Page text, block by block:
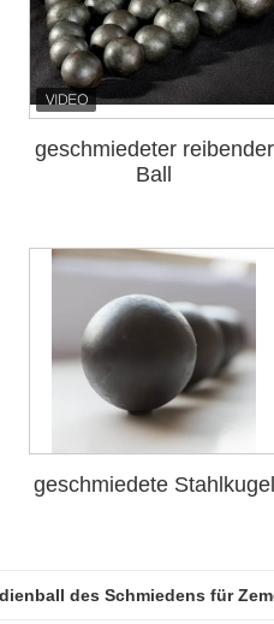
geschmiedeter reibender
Ball
geschmiedete Stahlkugel
für